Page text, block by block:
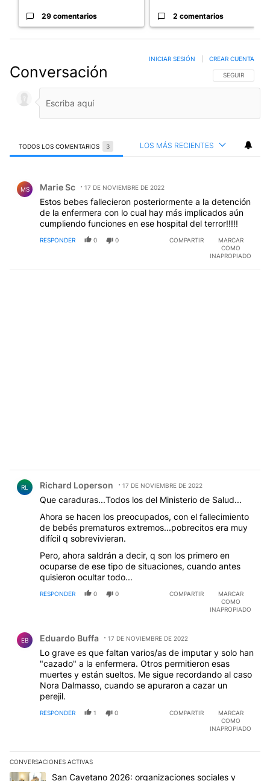
29 comentarios 2 comentarios
Conversación SIGA ESTA
SEGUIR
INICIAR SESIÓN CREAR CUENTA
TODOS LOS COMENTARIOS 3 LOS MÁS RECIENTES
MS Marie Sc 17 DE NOVIEMBRE DE 2022
Estos bebes fallecieron posteriormente a la detención
de la enfermera con lo cual hay más implicados aún
cumpliendo funciones en ese hospital del terror!!!!!
RESPONDER 0 0 COMPARTIR
MARCAR
COMO
INAPROPIADO
RL Richard Loperson 17 DE NOVIEMBRE DE 2022
Que caraduras...Todos los del Ministerio de Salud...
Ahora se hacen los preocupados, con el fallecimiento
de bebés prematuros extremos...pobrecitos era muy
difícil q sobrevivieran.
Pero, ahora saldrán a decir, q son los primero en
ocuparse de ese tipo de situaciones, cuando antes
quisieron ocultar todo...
RESPONDER 0 0 COMPARTIR
MARCAR
COMO
INAPROPIADO
EB Eduardo Buffa 17 DE NOVIEMBRE DE 2022
Lo grave es que faltan varios/as de imputar y solo han
"cazado" a la enfermera. Otros permitieron esas
muertes y están sueltos. Me sigue recordando al caso
Nora Dalmasso, cuando se apuraron a cazar un
perejil.
RESPONDER 1 0 COMPARTIR
MARCAR
COMO
INAPROPIADO
CONVERSACIONES ACTIVAS
Este listado muestra los artículos con más comentarios en los
Un artículo de tendencia con el título "San Cayetano 2026:
San Cayetano 2026: organizaciones sociales y